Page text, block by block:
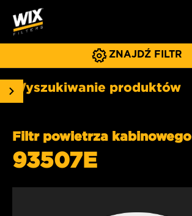
ZNAJDŹ FILTR
Wyszukiwanie produktów
Filtr powietrza kabinowego
93507E